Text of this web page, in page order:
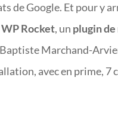
de Google. Et pour y
WP Rocket, un plugin de
Marchand-
avec en prime, 7